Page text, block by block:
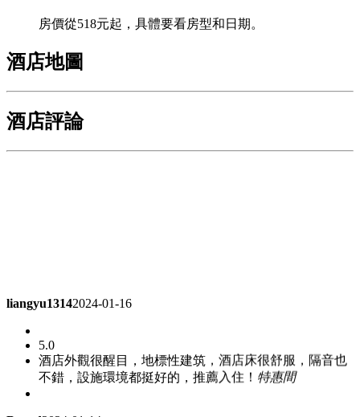
房價從518元起，具體要看房型和日期。
酒店地圖
酒店評論
liangyu13142024-01-16
5.0
酒店外觀很醒目，地標性建筑，酒店床很舒服，隔音也
不錯，設施環境都挺好的，推薦入住！ 特惠間
Brand2024-01-14